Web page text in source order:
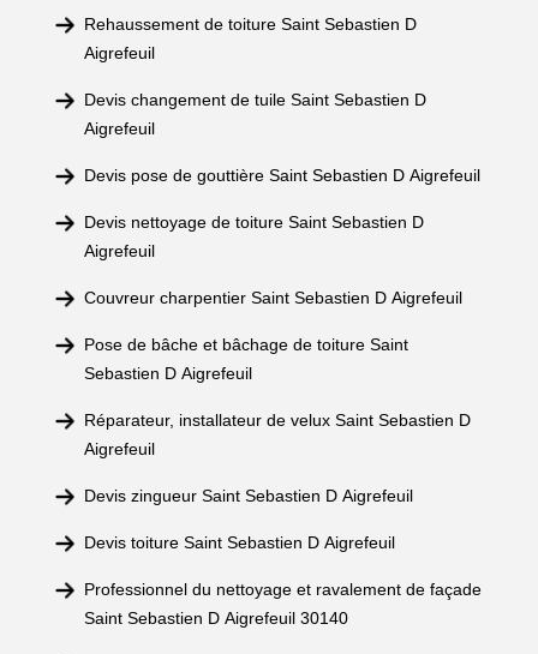
Rehaussement de toiture Saint Sebastien D
Aigrefeuil
Devis changement de tuile Saint Sebastien D
Aigrefeuil
Devis pose de gouttière Saint Sebastien D Aigrefeuil
Devis nettoyage de toiture Saint Sebastien D
Aigrefeuil
Couvreur charpentier Saint Sebastien D Aigrefeuil
Pose de bâche et bâchage de toiture Saint
Sebastien D Aigrefeuil
Réparateur, installateur de velux Saint Sebastien D
Aigrefeuil
Devis zingueur Saint Sebastien D Aigrefeuil
Devis toiture Saint Sebastien D Aigrefeuil
Professionnel du nettoyage et ravalement de façade
Saint Sebastien D Aigrefeuil 30140